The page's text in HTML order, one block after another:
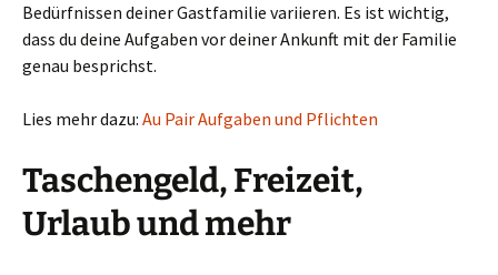
Bedürfnissen deiner Gastfamilie variieren. Es ist wichtig,
dass du deine Aufgaben vor deiner Ankunft mit der Familie
genau besprichst.
Lies mehr dazu: Au Pair Aufgaben und Pflichten
Taschengeld, Freizeit,
Urlaub und mehr